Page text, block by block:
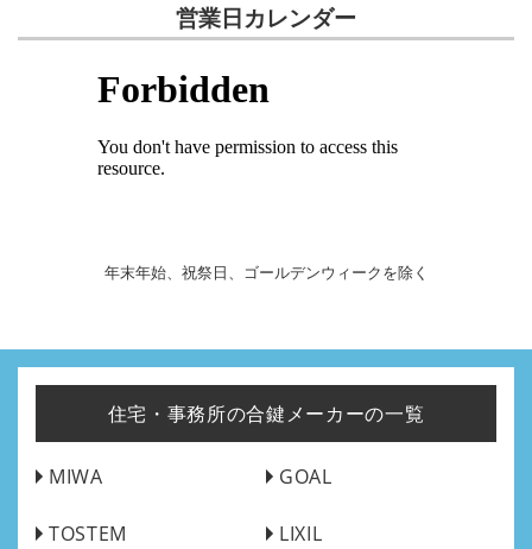
営業日カレンダー
年末年始、祝祭日、ゴールデンウィークを除く
住宅・事務所の合鍵メーカーの一覧
MIWA GOAL
TOSTEM LIXIL